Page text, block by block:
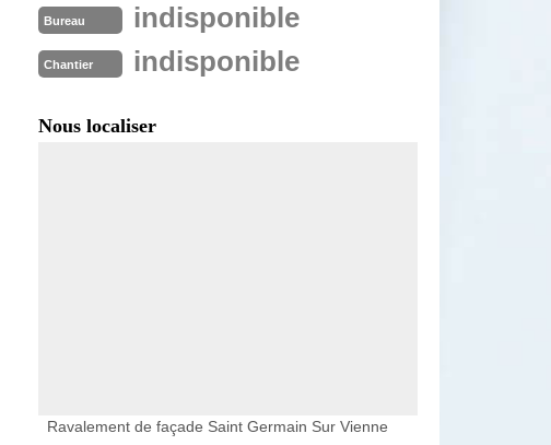
Bureau indisponible
Chantier indisponible
Nous localiser
Ravalement de façade Saint Germain Sur Vienne